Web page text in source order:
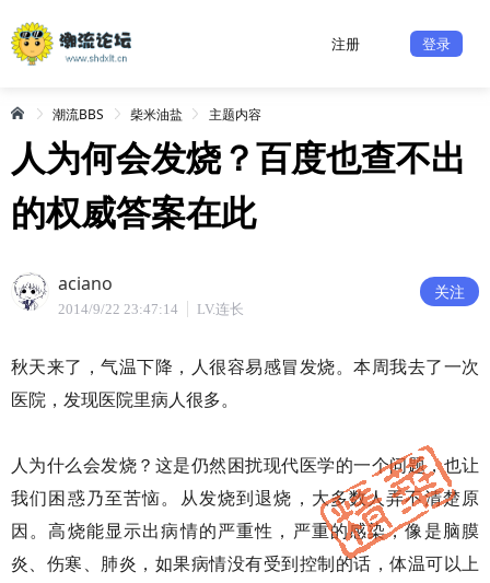
注册 登录
潮流BBS 柴米油盐 主题内容
人为何会发烧？百度也查不出
的权威答案在此
aciano
2014/9/22 23:47:14 LV.连长
关注
秋天来了，气温下降，人很容易感冒发烧。本周我去了一次
医院，发现医院里病人很多。
人为什么会发烧？这是仍然困扰现代医学的一个问题，也让
我们困惑乃至苦恼。从发烧到退烧，大多数人弄不清楚原
因。高烧能显示出病情的严重性，严重的感染，像是脑膜
炎、伤寒、肺炎，如果病情没有受到控制的话，体温可以上